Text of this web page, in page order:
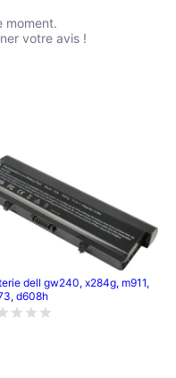
moment.
votre avis !
dell gw240, x284g, m911,
d608h